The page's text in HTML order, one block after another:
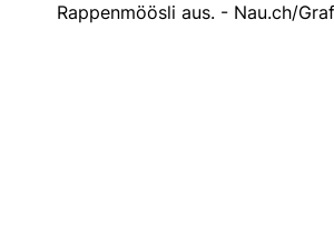
Rappenmöösli aus. - Nau.ch/